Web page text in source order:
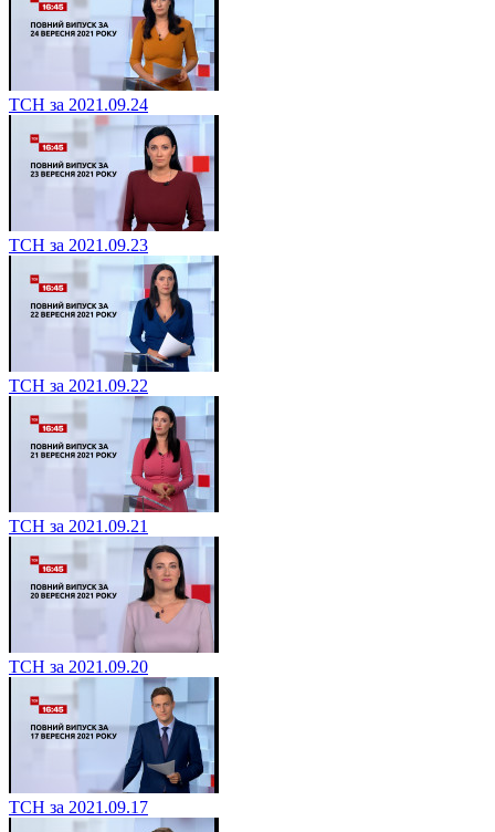
ТСН за 2021.09.24
ТСН за 2021.09.23
ТСН за 2021.09.22
ТСН за 2021.09.21
ТСН за 2021.09.20
ТСН за 2021.09.17